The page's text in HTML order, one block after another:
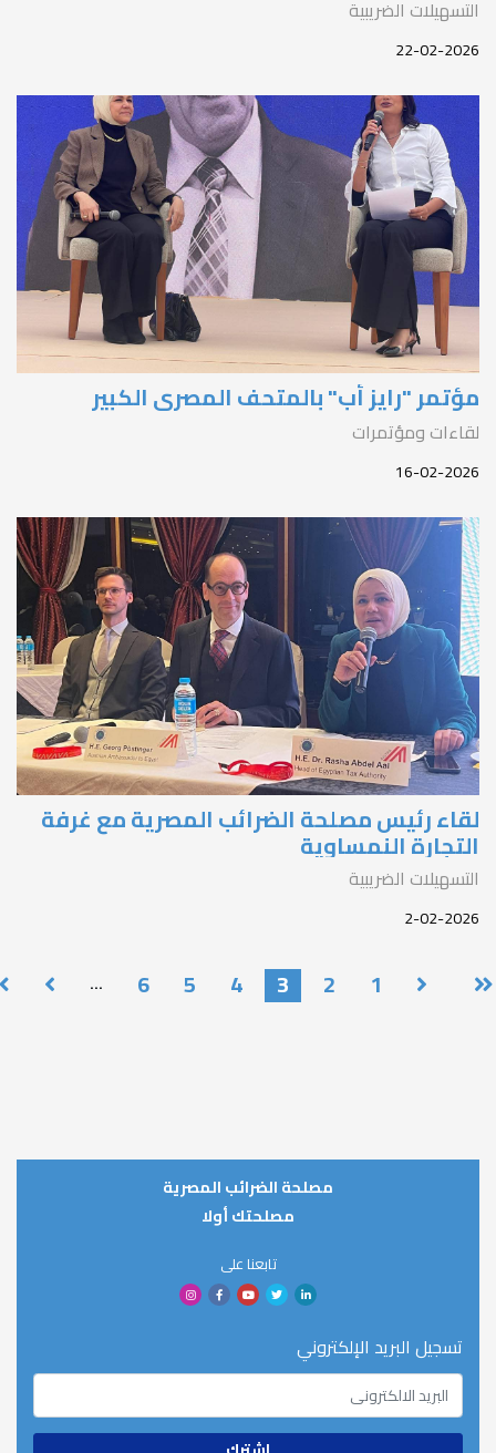
الضريبية
22-02-
"رايز أب" بالمتحف المصري الكبير
ومؤتمرات
16-02-
رئيس مصلحة الضرائب المصرية مع غرفة
النمساوية
الضريبية
2-02-
مصلحة الضرائب المصرية
مصلحتك أولا
تابعنا على
تسجيل البريد الإلكتروني